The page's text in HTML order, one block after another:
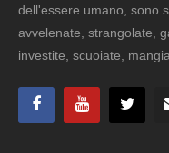
dell'essere umano, sono
avvelenate, strangolate,
investite, scuoiate,